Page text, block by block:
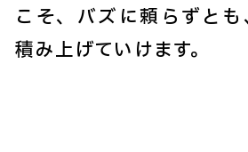
こそ、バズに頼らずと
積み上げていけます。